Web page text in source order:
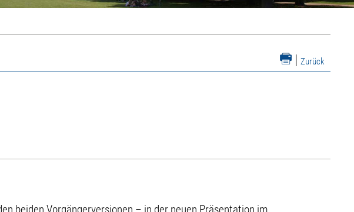
| Zurück
beiden Vorgängerversionen – in der neuen Präsentation im